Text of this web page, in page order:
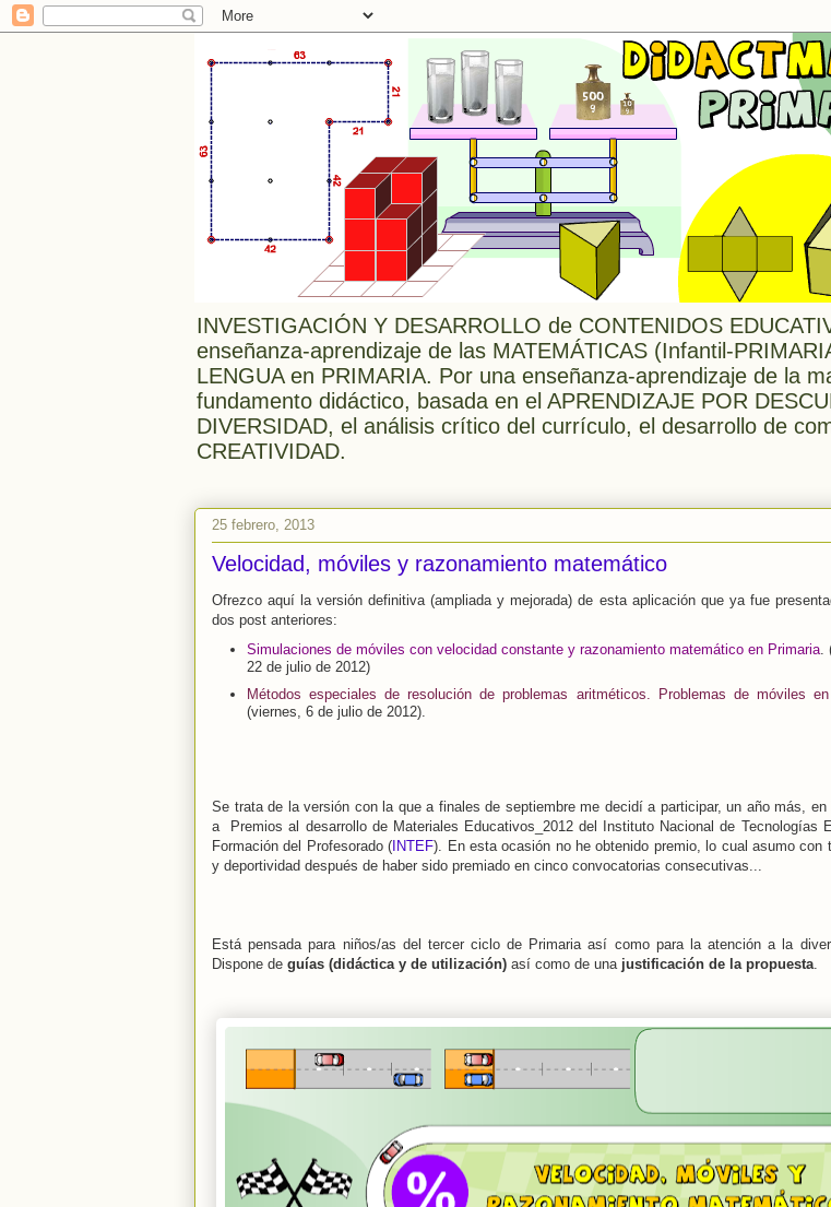
INVESTIGACIÓN Y DESARROLLO de CONTENIDOS
enseñanza-aprendizaje de las MATEMÁTICAS (Infantil-
LENGUA en PRIMARIA. Por una enseñanza-aprendizaje de la
fundamento didáctico, basada en el APRENDIZAJE POR
DIVERSIDAD, el análisis crítico del currículo, el desarrollo de
CREATIVIDAD.
25 febrero, 2013
Velocidad, móviles y razonamiento matemático
Ofrezco aquí la versión definitiva (ampliada y mejorada) de esta aplicación que ya fue
dos post anteriores:
Simulaciones de móviles con velocidad constante y razonamiento matemático en Primaria
22 de julio de 2012)
Métodos especiales de resolución de problemas aritméticos. Problemas de móviles
(viernes, 6 de julio de 2012).
Se trata de la versión con la que a finales de septiembre me decidí a participar, un año más, en
a
Premios al desarrollo de Materiales Educativos_2012del Instituto Nacional de Tecnologías
Formación del Profesorado ( INTEF). En esta ocasión no he obtenido premio, lo cual asumo con
y deportividad después de haber sido premiado en cinco convocatorias consecutivas...
Está pensada para niños/as del tercer ciclo de Primaria así como para la atención a la
Dispone de guías (didáctica y de utilización) así como de una justificación de la propuesta